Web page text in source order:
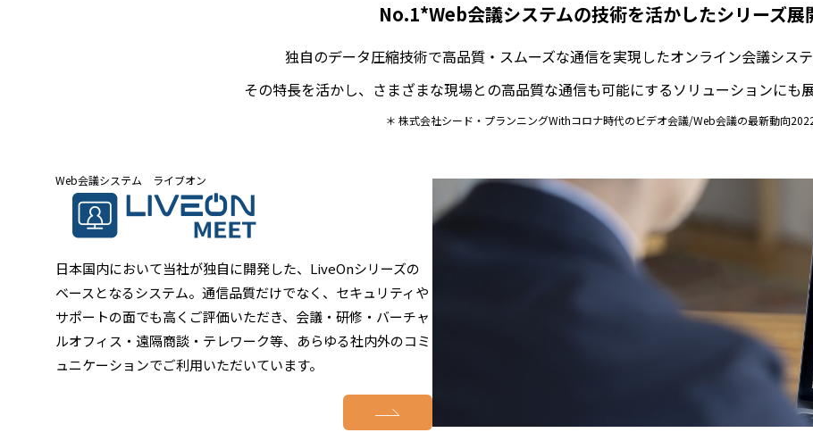
No.1*Web会議システムの技術を活かしたシリーズ展
独自のデータ圧縮技術で高品質・スムーズな通信を実現したオンライン会議システ
その特長を活かし、さまざまな現場との高品質な通信も可能にするソリューションにも
＊ 株式会社シード・プランニングWithコロナ時代のビデオ会議/Web会議の最新動向
Web会議システム ライブオン
日本国内において当社が独自に開発した、LiveOnシリーズの
ベースとなるシステム。通信品質だけでなく、セキュリティや
サポートの面でも高くご評価いただき、会議・研修・バーチャ
ルオフィス・遠隔商談・テレワーク等、あらゆる社内外のコミ
ュニケーションでご利用いただいています。